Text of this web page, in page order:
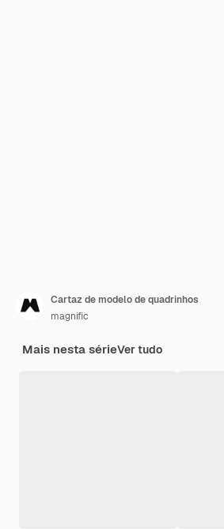
Cartaz de modelo de quadrinhos
magnific
Mais nesta sérieVer tudo